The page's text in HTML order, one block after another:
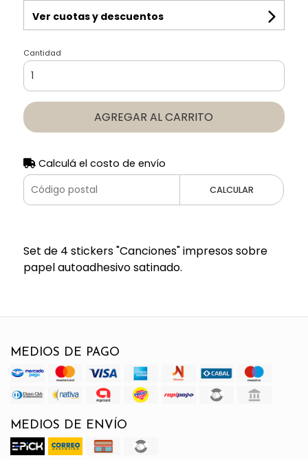
Ver cuotas y descuentos
Cantidad
AGREGAR AL CARRITO
Calculá el costo de envío
CALCULAR
Set de 4 stickers "Canciones" impresos sobre
papel autoadhesivo satinado.
MEDIOS DE PAGO
MEDIOS DE ENVÍO